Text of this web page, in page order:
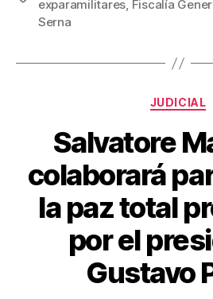
b
o
exparamilitares, Fiscalía
Serna
JUDICIAL
Salvatore
colaborará
la paz total
por el
Gustavo